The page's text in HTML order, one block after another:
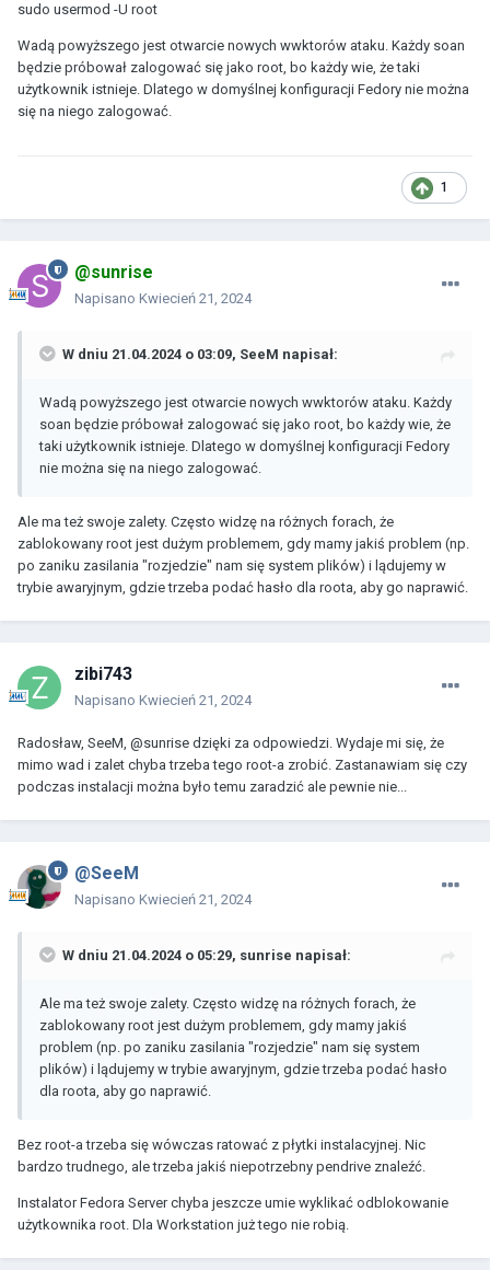
sudo usermod -U root
Wadą powyższego jest otwarcie nowych wwktorów ataku. Każdy soan
będzie próbował zalogować się jako root, bo każdy wie, że taki
użytkownik istnieje. Dlatego w domyślnej konfiguracji Fedory nie można
się na niego zalogować.
1
@sunrise
Napisano Kwiecień 21, 2024
W dniu 21.04.2024 o 03:09, SeeM napisał:
Wadą powyższego jest otwarcie nowych wwktorów ataku. Każdy
soan będzie próbował zalogować się jako root, bo każdy wie, że
taki użytkownik istnieje. Dlatego w domyślnej konfiguracji Fedory
nie można się na niego zalogować.
Ale ma też swoje zalety. Często widzę na różnych forach, że
zablokowany root jest dużym problemem, gdy mamy jakiś problem (np.
po zaniku zasilania "rozjedzie" nam się system plików) i lądujemy w
trybie awaryjnym, gdzie trzeba podać hasło dla roota, aby go naprawić.
zibi743
Napisano Kwiecień 21, 2024
Radosław, SeeM, @sunrise dzięki za odpowiedzi. Wydaje mi się, że
mimo wad i zalet chyba trzeba tego root-a zrobić. Zastanawiam się czy
podczas instalacji można było temu zaradzić ale pewnie nie...
@SeeM
Napisano Kwiecień 21, 2024
W dniu 21.04.2024 o 05:29, sunrise napisał:
Ale ma też swoje zalety. Często widzę na różnych forach, że
zablokowany root jest dużym problemem, gdy mamy jakiś
problem (np. po zaniku zasilania "rozjedzie" nam się system
plików) i lądujemy w trybie awaryjnym, gdzie trzeba podać hasło
dla roota, aby go naprawić.
Bez root-a trzeba się wówczas ratować z płytki instalacyjnej. Nic
bardzo trudnego, ale trzeba jakiś niepotrzebny pendrive znaleźć.
Instalator Fedora Server chyba jeszcze umie wyklikać odblokowanie
użytkownika root. Dla Workstation już tego nie robią.